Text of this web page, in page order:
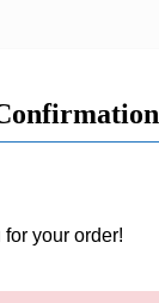
your order!